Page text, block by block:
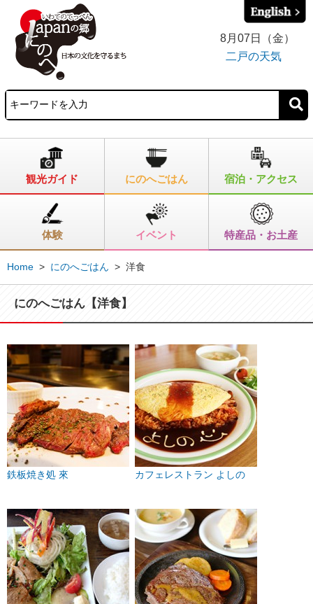
8月07日（金）
二戸の天気
観光ガイド にのへごはん 宿泊・アクセス
体験 イベント 特産品・お土産
Home > にのへごはん > 洋食
にのへごはん【洋食】
鉄板焼き処 來 カフェレストラン よしの